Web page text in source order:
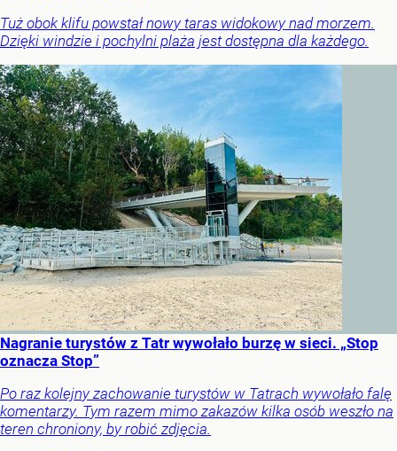
Tuż obok klifu powstał nowy taras widokowy nad morzem.
Dzięki windzie i pochylni plaża jest dostępna dla każdego.
Nagranie turystów z Tatr wywołało burzę w sieci. „Stop
oznacza Stop”
Po raz kolejny zachowanie turystów w Tatrach wywołało falę
komentarzy. Tym razem mimo zakazów kilka osób weszło na
teren chroniony, by robić zdjęcia.